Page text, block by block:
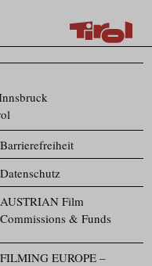
Barrierefreiheit
Datenschutz
AUSTRIAN Film
Commissions & Funds
FILMING EUROPE –